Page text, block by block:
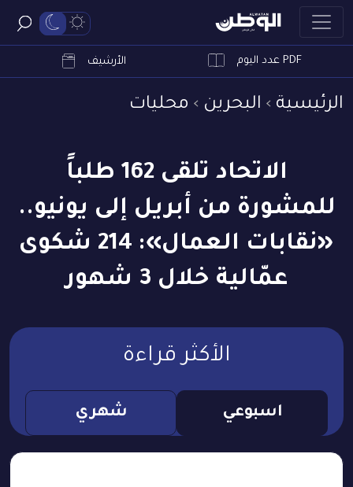
PDF عدد اليوم الأرشيف
الرئيسية البحرين محليات
الاتحاد تلقى 162 طلباً
للمشورة من أبريل إلى يونيو..
«نقابات العمال»: 214 شكوى
عمّالية خلال 3 شهور
الأكثر قراءة
اسبوعي شهري